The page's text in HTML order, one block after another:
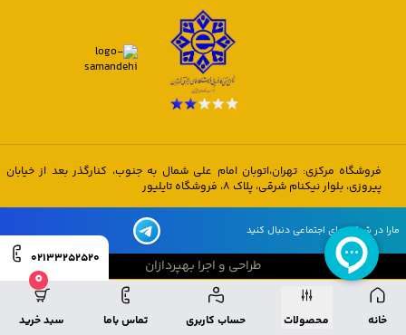
خانه محصولات حساب کاربری تماس باما
0
سبد خرید
02133252520
فروشگاه مرکزی: تهران،اتوبان امام علی شمال به جنوب، کنارگذر بعد از خیابان
پیروزی، بلوار نیکنام شرقی، پلاک 8، فروشگاه تایلیور
مارا در شبکه های اجتماعی دنبال کنید
طراحی و اجرا بهپردازان
طراحی و اجرا بهپردازان